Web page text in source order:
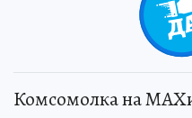
Комсомолка на